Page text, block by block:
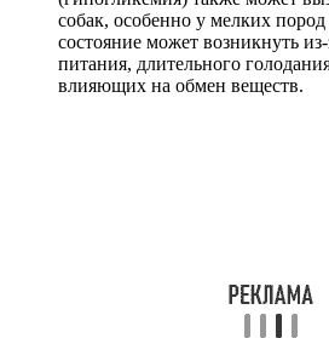
собак, особенно у мелких
состояние может возникнуть
питания, длительного
влияющих на обмен веществ.